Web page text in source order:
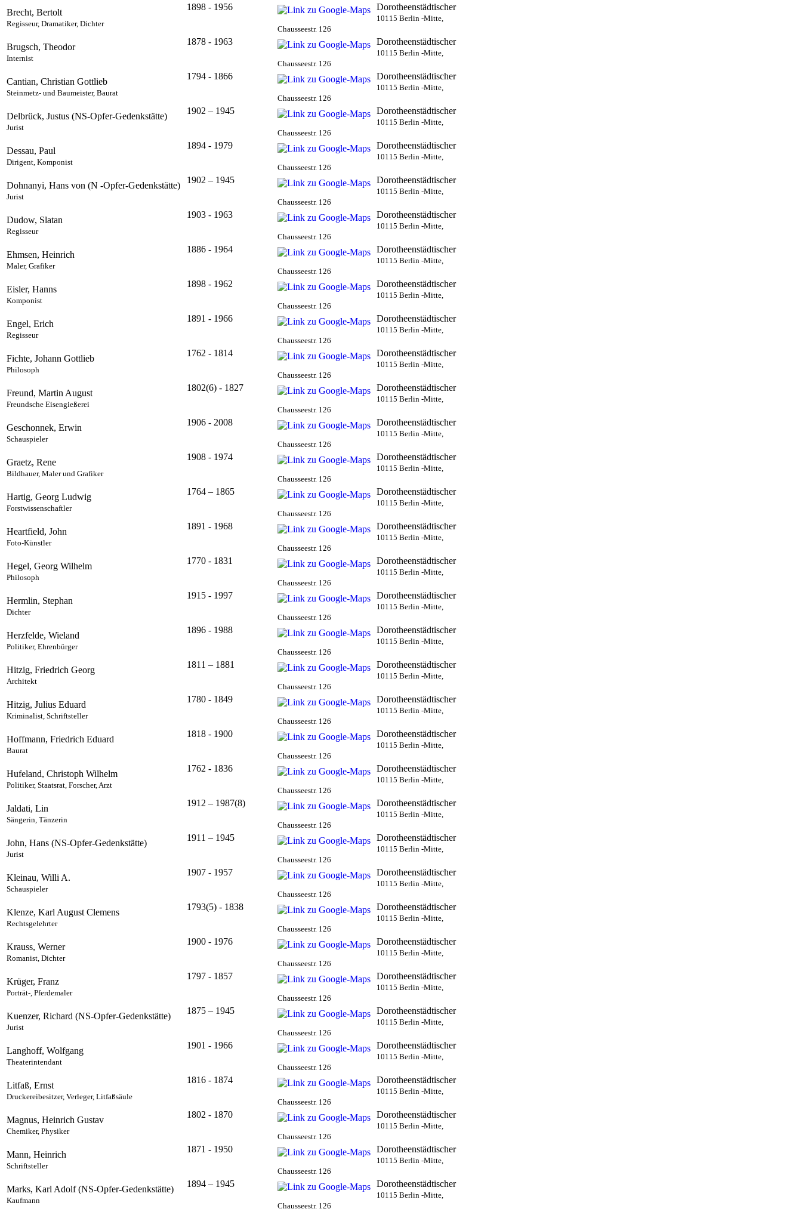
Brecht, Bertolt
Regisseur, Dramatiker, Dichter
1898 - 1956 Dorotheenstädtischer
10115 Berlin -Mitte,
Chausseestr. 126
Brugsch, Theodor
Internist
1878 - 1963 Dorotheenstädtischer
10115 Berlin -Mitte,
Chausseestr. 126
Cantian, Christian Gottlieb
Steinmetz- und Baumeister, Baurat
1794 - 1866 Dorotheenstädtischer
10115 Berlin -Mitte,
Chausseestr. 126
Delbrück, Justus (NS-Opfer-Gedenkstätte)
Jurist
1902 – 1945 Dorotheenstädtischer
10115 Berlin -Mitte,
Chausseestr. 126
Dessau, Paul
Dirigent, Komponist
1894 - 1979 Dorotheenstädtischer
10115 Berlin -Mitte,
Chausseestr. 126
Dohnanyi, Hans von (N -Opfer-Gedenkstätte)
Jurist
1902 – 1945 Dorotheenstädtischer
10115 Berlin -Mitte,
Chausseestr. 126
Dudow, Slatan
Regisseur
1903 - 1963 Dorotheenstädtischer
10115 Berlin -Mitte,
Chausseestr. 126
Ehmsen, Heinrich
Maler, Grafiker
1886 - 1964 Dorotheenstädtischer
10115 Berlin -Mitte,
Chausseestr. 126
Eisler, Hanns
Komponist
1898 - 1962 Dorotheenstädtischer
10115 Berlin -Mitte,
Chausseestr. 126
Engel, Erich
Regisseur
1891 - 1966 Dorotheenstädtischer
10115 Berlin -Mitte,
Chausseestr. 126
Fichte, Johann Gottlieb
Philosoph
1762 - 1814 Dorotheenstädtischer
10115 Berlin -Mitte,
Chausseestr. 126
Freund, Martin August
Freundsche Eisengießerei
1802(6) - 1827 Dorotheenstädtischer
10115 Berlin -Mitte,
Chausseestr. 126
Geschonnek, Erwin
Schauspieler
1906 - 2008 Dorotheenstädtischer
10115 Berlin -Mitte,
Chausseestr. 126
Graetz, Rene
Bildhauer, Maler und Grafiker
1908 - 1974 Dorotheenstädtischer
10115 Berlin -Mitte,
Chausseestr. 126
Hartig, Georg Ludwig
Forstwissenschaftler
1764 – 1865 Dorotheenstädtischer
10115 Berlin -Mitte,
Chausseestr. 126
Heartfield, John
Foto-Künstler
1891 - 1968 Dorotheenstädtischer
10115 Berlin -Mitte,
Chausseestr. 126
Hegel, Georg Wilhelm
Philosoph
1770 - 1831 Dorotheenstädtischer
10115 Berlin -Mitte,
Chausseestr. 126
Hermlin, Stephan
Dichter
1915 - 1997 Dorotheenstädtischer
10115 Berlin -Mitte,
Chausseestr. 126
Herzfelde, Wieland
Politiker, Ehrenbürger
1896 - 1988 Dorotheenstädtischer
10115 Berlin -Mitte,
Chausseestr. 126
Hitzig, Friedrich Georg
Architekt
1811 – 1881 Dorotheenstädtischer
10115 Berlin -Mitte,
Chausseestr. 126
Hitzig, Julius Eduard
Kriminalist, Schriftsteller
1780 - 1849 Dorotheenstädtischer
10115 Berlin -Mitte,
Chausseestr. 126
Hoffmann, Friedrich Eduard
Baurat
1818 - 1900 Dorotheenstädtischer
10115 Berlin -Mitte,
Chausseestr. 126
Hufeland, Christoph Wilhelm
Politiker, Staatsrat, Forscher, Arzt
1762 - 1836 Dorotheenstädtischer
10115 Berlin -Mitte,
Chausseestr. 126
Jaldati, Lin
Sängerin, Tänzerin
1912 – 1987(8) Dorotheenstädtischer
10115 Berlin -Mitte,
Chausseestr. 126
John, Hans (NS-Opfer-Gedenkstätte)
Jurist
1911 – 1945 Dorotheenstädtischer
10115 Berlin -Mitte,
Chausseestr. 126
Kleinau, Willi A.
Schauspieler
1907 - 1957 Dorotheenstädtischer
10115 Berlin -Mitte,
Chausseestr. 126
Klenze, Karl August Clemens
Rechtsgelehrter
1793(5) - 1838 Dorotheenstädtischer
10115 Berlin -Mitte,
Chausseestr. 126
Krauss, Werner
Romanist, Dichter
1900 - 1976 Dorotheenstädtischer
10115 Berlin -Mitte,
Chausseestr. 126
Krüger, Franz
Porträt-, Pferdemaler
1797 - 1857 Dorotheenstädtischer
10115 Berlin -Mitte,
Chausseestr. 126
Kuenzer, Richard (NS-Opfer-Gedenkstätte)
Jurist
1875 – 1945 Dorotheenstädtischer
10115 Berlin -Mitte,
Chausseestr. 126
Langhoff, Wolfgang
Theaterintendant
1901 - 1966 Dorotheenstädtischer
10115 Berlin -Mitte,
Chausseestr. 126
Litfaß, Ernst
Druckereibesitzer, Verleger, Litfaßsäule
1816 - 1874 Dorotheenstädtischer
10115 Berlin -Mitte,
Chausseestr. 126
Magnus, Heinrich Gustav
Chemiker, Physiker
1802 - 1870 Dorotheenstädtischer
10115 Berlin -Mitte,
Chausseestr. 126
Mann, Heinrich
Schriftsteller
1871 - 1950 Dorotheenstädtischer
10115 Berlin -Mitte,
Chausseestr. 126
Marks, Karl Adolf (NS-Opfer-Gedenkstätte)
Kaufmann
1894 – 1945 Dorotheenstädtischer
10115 Berlin -Mitte,
Chausseestr. 126